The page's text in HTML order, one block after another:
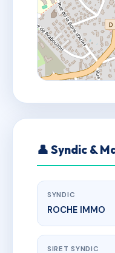
👤 Syndic &
SYNDIC
ROCHE IMMO
SIRET SYNDIC